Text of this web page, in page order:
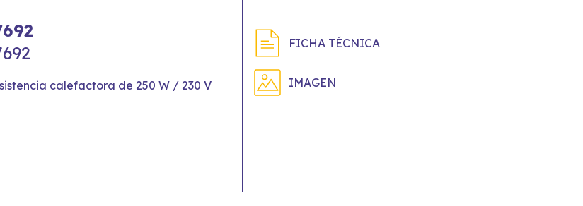
calefactora de 250 W / 230 V
FICHA TÉCNICA
IMAGEN